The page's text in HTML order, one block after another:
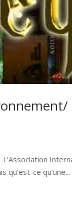
ce qu’une...